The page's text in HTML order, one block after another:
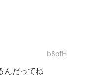
b8ofH
んだってね